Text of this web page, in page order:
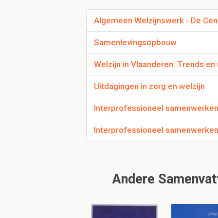
VB.: elk voor een
Wat is de
Voeren meerdere
VB.:
Wat is de
VB.: De
Algemeen Welzijnswerk - De
Samenlevingsopbouw
Welzijn in Vlaanderen: Trends en
Uitdagingen in zorg en welzijn
Interprofessioneel
Interprofessioneel
Andere